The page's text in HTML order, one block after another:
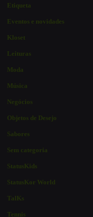
Etiqueta
Eventos e novidades
Kloset
Leituras
Moda
Música
Negócios
Objetos de Desejo
Sabores
Sem categoria
StatusKids
StatusKor World
TalKs
Tennis